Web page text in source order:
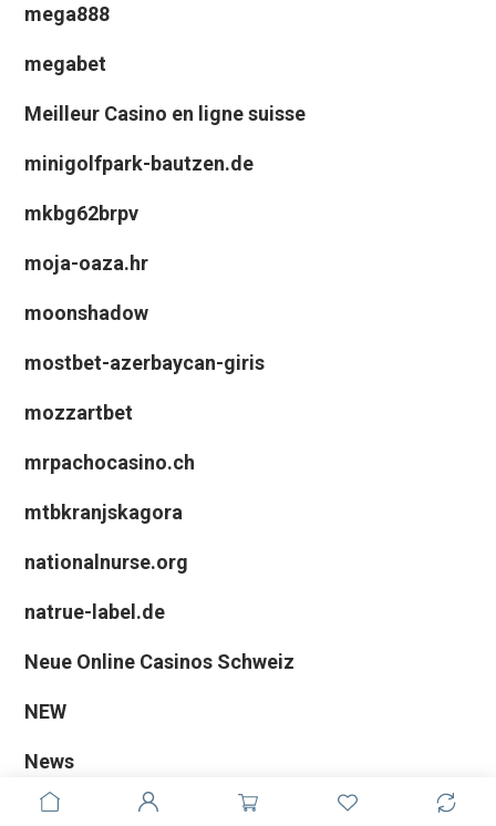
mega888
megabet
Meilleur Casino en ligne suisse
minigolfpark-bautzen.de
mkbg62brpv
moja-oaza.hr
moonshadow
mostbet-azerbaycan-giris
mozzartbet
mrpachocasino.ch
mtbkranjskagora
nationalnurse.org
natrue-label.de
Neue Online Casinos Schweiz
NEW
News
nii-etno.ru